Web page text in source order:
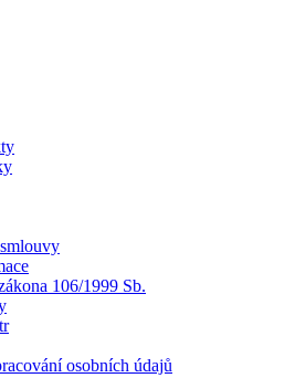
106/1999 Sb.
osobních údajů